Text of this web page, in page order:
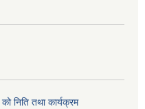
निति तथा कार्यक्रम